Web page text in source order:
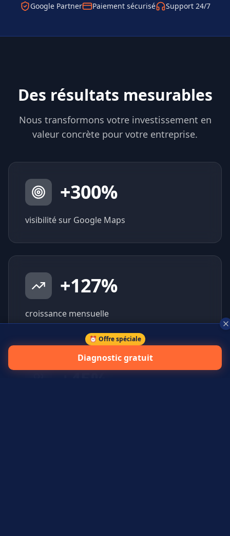
Google Partner Paiement sécurisé Support 24/7
Des résultats mesurables
Nous transformons votre investissement en
valeur concrète pour votre entreprise.
+300%
visibilité sur Google Maps
+127%
croissance mensuelle
+45%
⏰ Offre spéciale
Diagnostic gratuit